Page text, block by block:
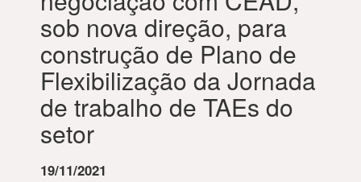
sob nova direção, para
construção de Plano de
Flexibilização da Jornada
de trabalho de TAEs do
setor
19/11/2021